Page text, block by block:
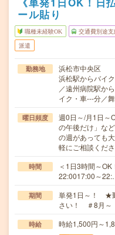
ール貼り
職種未経験OK 交通費別途支
派遣
勤務地
浜松市中央区
浜松駅からバイ
／遠州病院駅か
イク・車---分／
曜日頻度
週0日～/月1日～
の午後だけ」な
の週があっても
軽にご相談くださ
時間
＜1日3時間～
22:0017:00～
期間
単発1日～！ ★
さい！ ＃8月
時給 時給1,500円～